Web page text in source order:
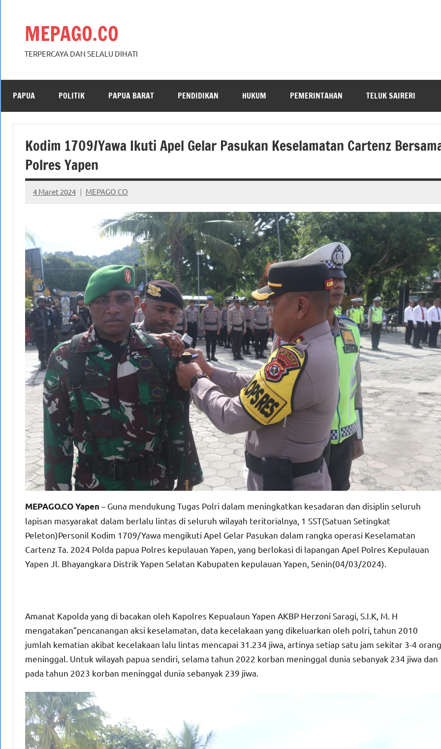
MEPAGO.CO
TERPERCAYA DAN SELALU DIHATI
PAPUA POLITIK PAPUA BARAT PENDIDIKAN HUKUM PEMERINTAHAN TELUK SAIRERI
Kodim 1709/Yawa Ikuti Apel Gelar Pasukan Keselamatan Cartenz
Polres Yapen
4 Maret 2024 MEPAGO CO
No
MEPAGO.CO Yapen – Guna mendukung Tugas Polri dalam meningkatkan kesadaran dan disiplin seluruh
lapisan masyarakat dalam berlalu lintas di seluruh wilayah teritorialnya, 1 SST(Satuan Setingkat
Peleton)Personil Kodim 1709/Yawa mengikuti Apel Gelar Pasukan dalam rangka operasi Keselamatan
Cartenz Ta. 2024 Polda papua Polres kepulauan Yapen, yang berlokasi di lapangan Apel Polres Kepulauan
Yapen Jl. Bhayangkara Distrik Yapen Selatan Kabupaten kepulauan Yapen, Senin(04/03/2024).
Amanat Kapolda yang di bacakan oleh Kapolres Kepualaun Yapen AKBP Herzoni Saragi, S.I.K, M. H
mengatakan”pencanangan aksi keselamatan, data kecelakaan yang dikeluarkan oleh polri, tahun 2010
jumlah kematian akibat kecelakaan lalu lintas mencapai 31.234 jiwa, artinya setiap satu jam sekitar 3-4 orang
meninggal. Untuk wilayah papua sendiri, selama tahun 2022 korban meninggal dunia sebanyak 234 jiwa dan
pada tahun 2023 korban meninggal dunia sebanyak 239 jiwa.